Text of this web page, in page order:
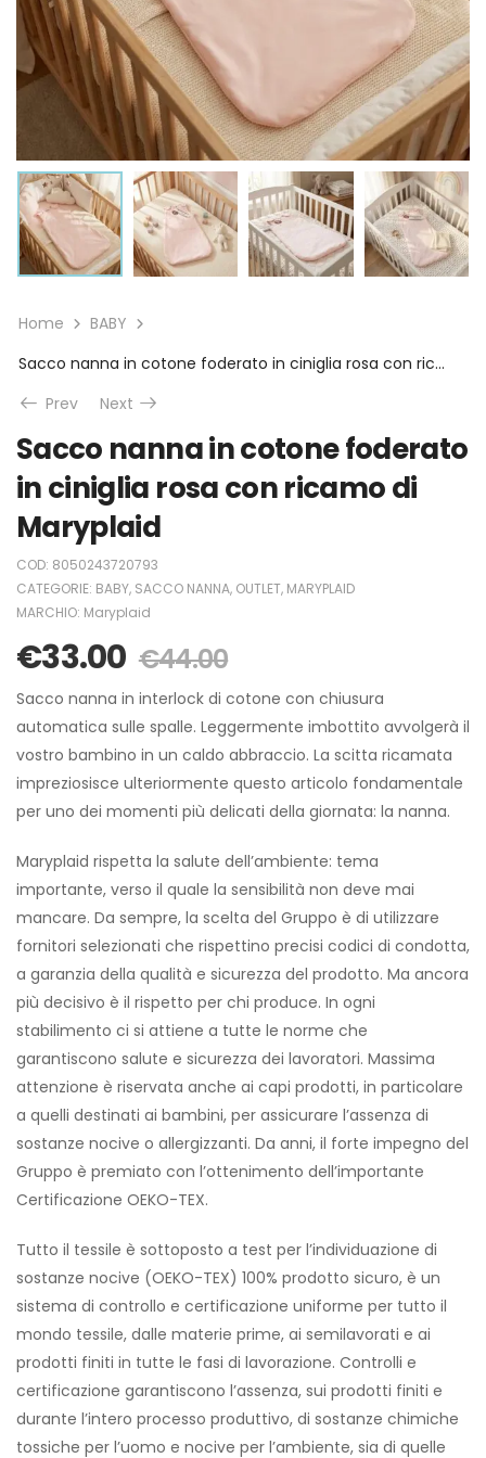
Home
BABY
Sacco nanna in cotone foderato in ciniglia rosa con ricamo di Maryplaid
Prev
Next
Sacco nanna in cotone foderato
in ciniglia rosa con ricamo di
Maryplaid
COD: 8050243720793
CATEGORIE: BABY, SACCO NANNA, OUTLET, MARYPLAID
MARCHIO: Maryplaid
€33.00 €44.00
Sacco nanna in interlock di cotone con chiusura
automatica sulle spalle. Leggermente imbottito avvolgerà il
vostro bambino in un caldo abbraccio. La scitta ricamata
impreziosisce ulteriormente questo articolo fondamentale
per uno dei momenti più delicati della giornata: la nanna.
Maryplaid rispetta la salute dell’ambiente: tema
importante, verso il quale la sensibilità non deve mai
mancare. Da sempre, la scelta del Gruppo è di utilizzare
fornitori selezionati che rispettino precisi codici di condotta,
a garanzia della qualità e sicurezza del prodotto. Ma ancora
più decisivo è il rispetto per chi produce. In ogni
stabilimento ci si attiene a tutte le norme che
garantiscono salute e sicurezza dei lavoratori. Massima
attenzione è riservata anche ai capi prodotti, in particolare
a quelli destinati ai bambini, per assicurare l’assenza di
sostanze nocive o allergizzanti. Da anni, il forte impegno del
Gruppo è premiato con l’ottenimento dell’importante
Certificazione OEKO-TEX.
Tutto il tessile è sottoposto a test per l’individuazione di
sostanze nocive (OEKO-TEX) 100% prodotto sicuro, è un
sistema di controllo e certificazione uniforme per tutto il
mondo tessile, dalle materie prime, ai semilavorati e ai
prodotti finiti in tutte le fasi di lavorazione. Controlli e
certificazione garantiscono l’assenza, sui prodotti finiti e
durante l’intero processo produttivo, di sostanze chimiche
tossiche per l’uomo e nocive per l’ambiente, sia di quelle